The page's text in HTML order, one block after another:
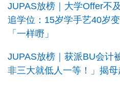
JUPAS放榜｜大学Offer不
追学位：15岁学手艺40岁
「一样嘢」
JUPAS放榜｜获派BU会计
非三大就低人一等！」揭